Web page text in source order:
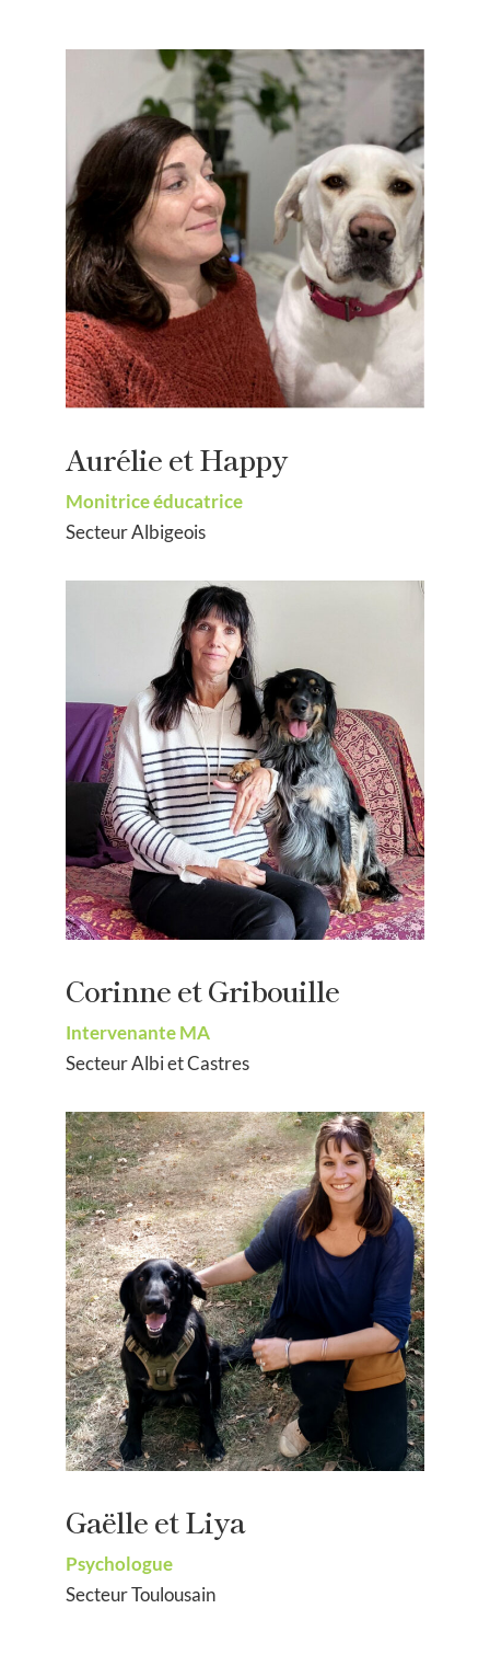
Aurélie et Happy
Monitrice éducatrice
Secteur Albigeois
Corinne et Gribouille
Intervenante MA
Secteur Albi et Castres
Gaëlle et Liya
Psychologue
Secteur Toulousain